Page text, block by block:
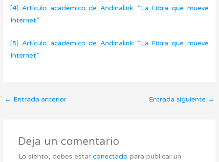
[4] Artículo académico de Andinalink: “La Fibra que mueve
Internet”
[5] Artículo académico de Andinalink: “La Fibra que mueve
Internet”
← Entrada anterior Entrada siguiente →
Deja un comentario
Lo siento, debes estar conectado para publicar un